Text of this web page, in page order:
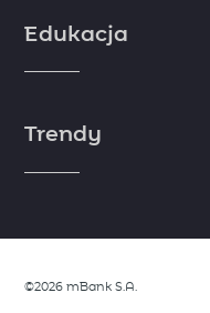
doniesienia dzięki
zobacz więcej
Edukacja
wiedzy i doświadczenia
Trendy
zobacz więcej
©2026 mBank S.A.